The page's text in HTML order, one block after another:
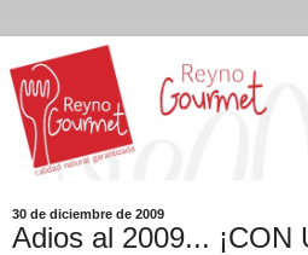
30 de diciembre de 2009
Adios al 2009... ¡CON